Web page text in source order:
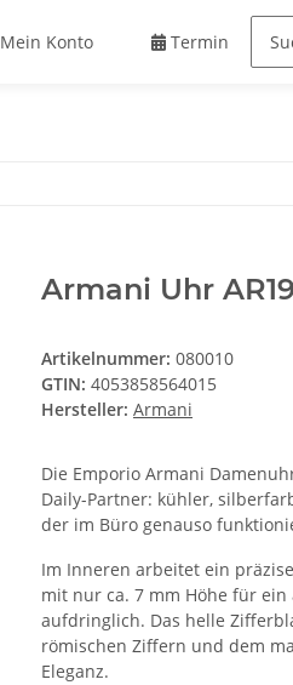
Mein Konto Termin
Armani Uhr
Artikelnummer: 080010
GTIN: 4053858564015
Hersteller: Armani
Die Emporio Armani
Daily-Partner: kühler,
der im Büro genauso
Im Inneren arbeitet ein
mit nur ca. 7 mm Höhe für
aufdringlich. Das helle
römischen Ziffern und dem
Eleganz.